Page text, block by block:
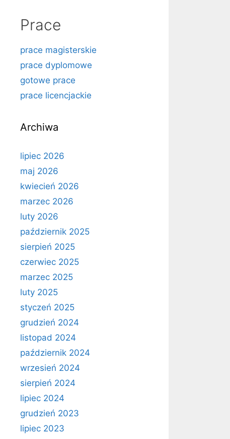
Prace
prace magisterskie
prace dyplomowe
gotowe prace
prace licencjackie
Archiwa
lipiec 2026
maj 2026
kwiecień 2026
marzec 2026
luty 2026
październik 2025
sierpień 2025
czerwiec 2025
marzec 2025
luty 2025
styczeń 2025
grudzień 2024
listopad 2024
październik 2024
wrzesień 2024
sierpień 2024
lipiec 2024
grudzień 2023
lipiec 2023